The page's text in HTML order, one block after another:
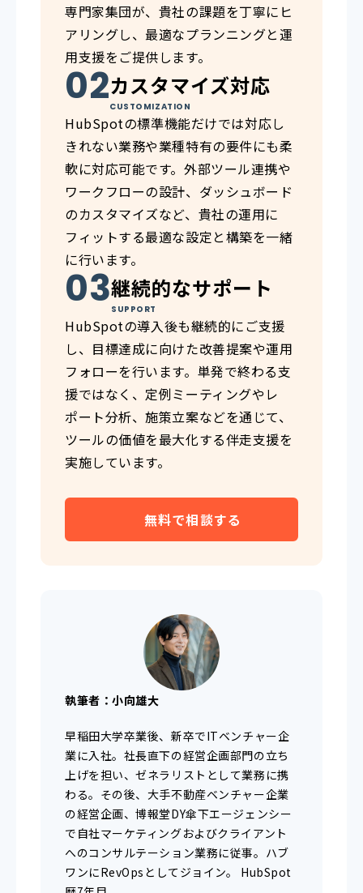
専門家集団が、貴社の課題を丁寧にヒ
アリングし、最適なプランニングと運
用支援をご提供します。
カスタマイズ対応
CUSTOMIZATION
HubSpotの標準機能だけでは対応し
きれない業務や業種特有の要件にも柔
軟に対応可能です。外部ツール連携や
ワークフローの設計、ダッシュボード
のカスタマイズなど、貴社の運用に
フィットする最適な設定と構築を一緒
に行います。
継続的なサポート
SUPPORT
HubSpotの導入後も継続的にご支援
し、目標達成に向けた改善提案や運用
フォローを行います。単発で終わる支
援ではなく、定例ミーティングやレ
ポート分析、施策立案などを通じて、
ツールの価値を最大化する伴走支援を
実施しています。
無料で相談する
執筆者：小向雄大
早稲田大学卒業後、新卒でITベンチャー企
業に入社。社長直下の経営企画部門の立ち
上げを担い、ゼネラリストとして業務に携
わる。その後、大手不動産ベンチャー企業
の経営企画、博報堂DY傘下エージェンシー
で自社マーケティングおよびクライアント
へのコンサルテーション業務に従事。ハブ
ワンにRevOpsとしてジョイン。 HubSpot